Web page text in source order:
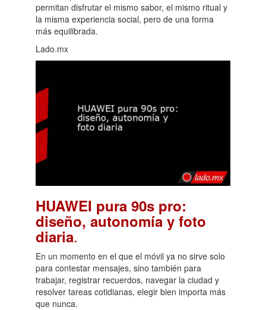
permitan disfrutar el mismo sabor, el mismo ritual y
la misma experiencia social, pero de una forma
más equilibrada.
Lado.mx
HUAWEI pura 90s pro:
diseño, autonomía y foto
diaria.
En un momento en el que el móvil ya no sirve solo
para contestar mensajes, sino también para
trabajar, registrar recuerdos, navegar la ciudad y
resolver tareas cotidianas, elegir bien importa más
que nunca.